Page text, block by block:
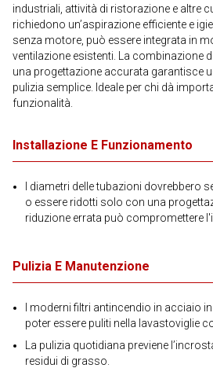
industriali, attività di ristorazione e altre
richiedono un’aspirazione efficiente e
senza motore, può essere integrata in
ventilazione esistenti. La combinazione
una progettazione accurata garantisce
pulizia semplice. Ideale per chi dà
funzionalità.
Installazione E Funzionamento
I diametri delle tubazioni dovrebbero
o essere ridotti solo con una
riduzione errata può compromettere
Pulizia E Manutenzione
I moderni filtri antincendio in acciaio
poter essere puliti nella lavastoviglie
La pulizia quotidiana previene
residui di grasso.